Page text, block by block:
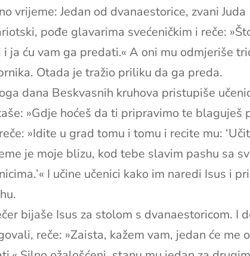
vrijeme: Jedan od dvanaestorice, zvani Juda
pođe glavarima svećeničkim i reče:
i ja ću vam ga predati.« A oni mu odmjeriše
Otada je tražio priliku da ga preda.
dana Beskvasnih kruhova pristupiše
»Gdje hoćeš da ti pripravimo te blaguješ
»Idite u grad tomu i tomu i recite mu:
je moje blizu, kod tebe slavim pashu sa
I učine učenici kako im naredi Isus i
bijaše Isus za stolom s dvanaestoricom. I
reče: »Zaista, kažem vam, jedan će me